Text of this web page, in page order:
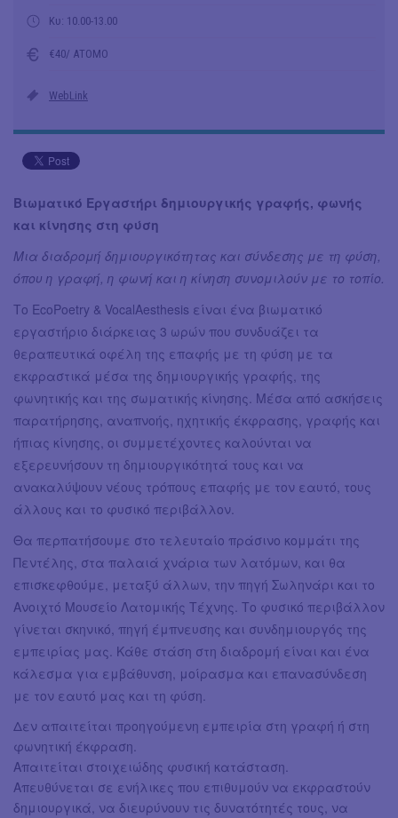
Κυ: 10.00-13.00
€40/ ΑΤΟΜΟ
WebLink
Βιωματικό Εργαστήρι δημιουργικής γραφής, φωνής
και κίνησης στη φύση
Μια διαδρομή δημιουργικότητας και σύνδεσης με τη φύση,
όπου η γραφή, η φωνή και η κίνηση συνομιλούν με το τοπίο.
Το EcoPoetry & VocalAesthesis είναι ένα βιωματικό
εργαστήριο διάρκειας 3 ωρών που συνδυάζει τα
θεραπευτικά οφέλη της επαφής με τη φύση με τα
εκφραστικά μέσα της δημιουργικής γραφής, της
φωνητικής και της σωματικής κίνησης. Μέσα από ασκήσεις
παρατήρησης, αναπνοής, ηχητικής έκφρασης, γραφής και
ήπιας κίνησης, οι συμμετέχοντες καλούνται να
εξερευνήσουν τη δημιουργικότητά τους και να
ανακαλύψουν νέους τρόπους επαφής με τον εαυτό, τους
άλλους και το φυσικό περιβάλλον.
Θα περπατήσουμε στο τελευταίο πράσινο κομμάτι της
Πεντέλης, στα παλαιά χνάρια των λατόμων, και θα
επισκεφθούμε, μεταξύ άλλων, την πηγή Σωληνάρι και το
Ανοιχτό Μουσείο Λατομικής Τέχνης. Το φυσικό περιβάλλον
γίνεται σκηνικό, πηγή έμπνευσης και συνδημιουργός της
εμπειρίας μας. Κάθε στάση στη διαδρομή είναι και ένα
κάλεσμα για εμβάθυνση, μοίρασμα και επανασύνδεση
με τον εαυτό μας και τη φύση.
Δεν απαιτείται προηγούμενη εμπειρία στη γραφή ή στη
φωνητική έκφραση.
Απαιτείται στοιχειώδης φυσική κατάσταση.
Απευθύνεται σε ενήλικες που επιθυμούν να εκφραστούν
δημιουργικά, να διευρύνουν τις δυνατότητές τους, να